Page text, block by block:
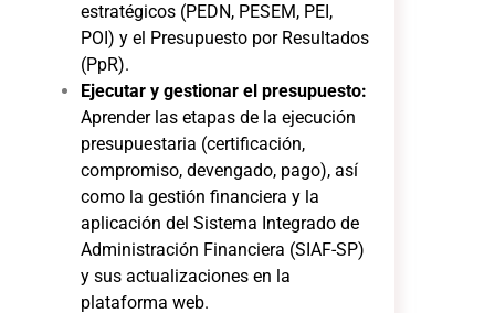
estratégicos (PEDN, PESEM, PEI,
POI) y el Presupuesto por Resultados
(PpR).
Ejecutar y gestionar el presupuesto:
Aprender las etapas de la ejecución
presupuestaria (certificación,
compromiso, devengado, pago), así
como la gestión financiera y la
aplicación del Sistema Integrado de
Administración Financiera (SIAF-SP)
y sus actualizaciones en la
plataforma web.